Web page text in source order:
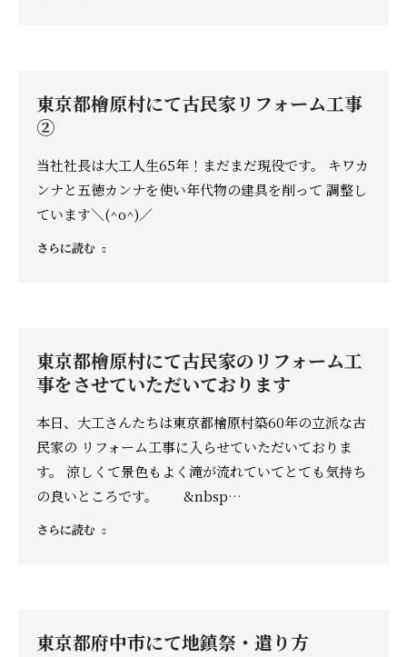
東京都檜原村にて古民家リフォーム工事
②
当社社長は大工人生65年！まだまだ現役です。 キワカ
ンナと五徳カンナを使い年代物の建具を削って 調整し
ています＼(^o^)／
さらに読む
東京都檜原村にて古民家のリフォーム工
事をさせていただいております
本日、大工さんたちは東京都檜原村築60年の立派な古
民家の リフォーム工事に入らせていただいておりま
す。 涼しくて景色もよく滝が流れていてとても気持ち
の良いところです。 &nbsp…
さらに読む
東京都府中市にて地鎮祭・遣り方